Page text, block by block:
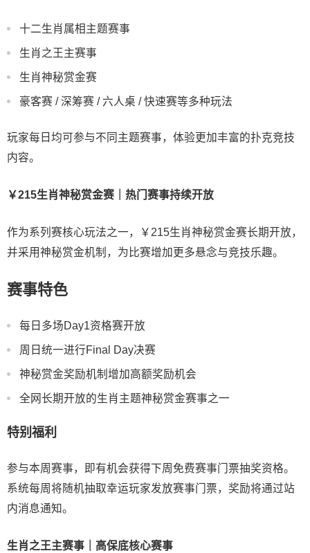
十二生肖属相主题赛事
生肖之王主赛事
生肖神秘赏金赛
豪客赛 / 深筹赛 / 六人桌 / 快速赛等多种玩法
玩家每日均可参与不同主题赛事，体验更加丰富的扑克竞技
内容。
￥215生肖神秘赏金赛｜热门赛事持续开放
作为系列赛核心玩法之一，￥215生肖神秘赏金赛长期开放，
并采用神秘赏金机制，为比赛增加更多悬念与竞技乐趣。
赛事特色
每日多场Day1资格赛开放
周日统一进行Final Day决赛
神秘赏金奖励机制增加高额奖励机会
全网长期开放的生肖主题神秘赏金赛事之一
特别福利
参与本周赛事，即有机会获得下周免费赛事门票抽奖资格。
系统每周将随机抽取幸运玩家发放赛事门票，奖励将通过站
内消息通知。
生肖之王主赛事｜高保底核心赛事